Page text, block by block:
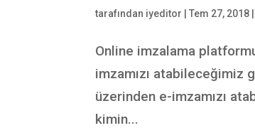
tarafından iyeditor |Tem 27, 2018
Online imzalama
imzamızı
üzerinden e-imzamızı
kimin...